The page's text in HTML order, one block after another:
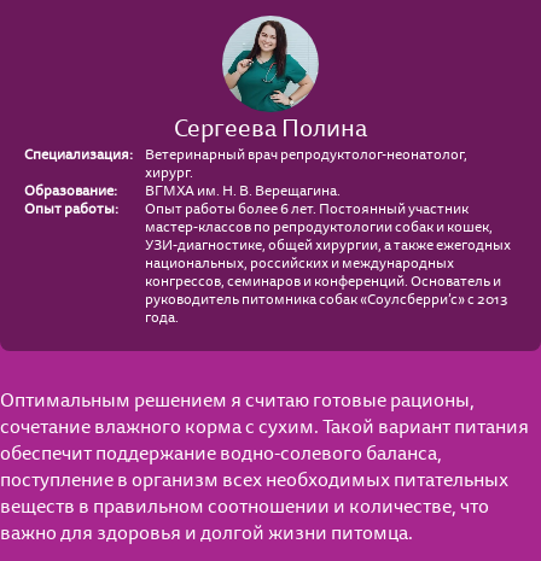
Сергеева Полина
Специализация:
Ветеринарный врач репродуктолог-неонатолог,
хирург.
Образование:
ВГМХА им. Н. В. Верещагина.
Опыт работы:
Опыт работы более 6 лет. Постоянный участник
мастер-классов по репродуктологии собак и кошек,
УЗИ-диагностике, общей хирургии, а также ежегодных
национальных, российских и международных
конгрессов, семинаров и конференций. Основатель и
руководитель питомника собак «Соулсберри’с» с 2013
года.
Оптимальным решением я считаю готовые рационы,
сочетание влажного корма с сухим. Такой вариант питания
обеспечит поддержание водно-солевого баланса,
поступление в организм всех необходимых питательных
веществ в правильном соотношении и количестве, что
важно для здоровья и долгой жизни питомца.